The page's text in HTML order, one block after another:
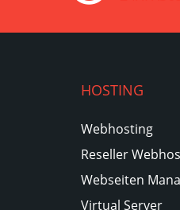
HOSTING
Webhosting
Reseller
Webseiten
Virtual Server